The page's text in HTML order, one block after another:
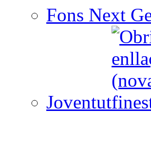
Fons Next
Joventut